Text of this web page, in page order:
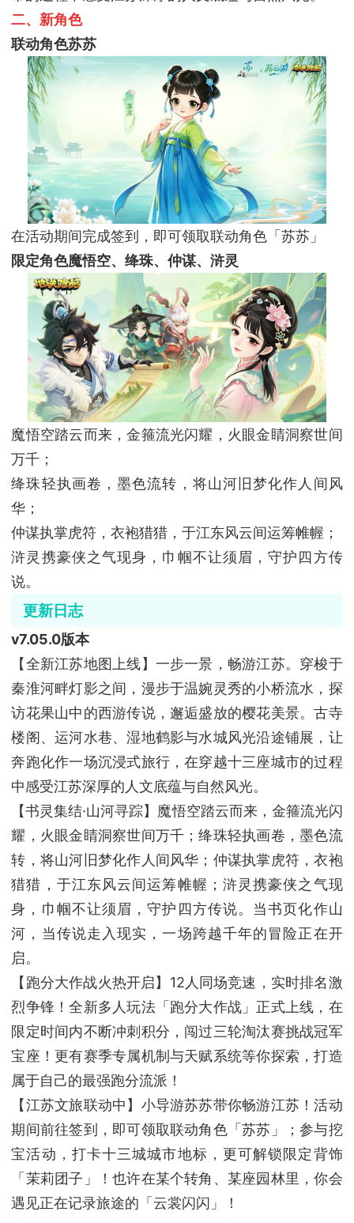
二、新角色
联动角色苏苏
在活动期间完成签到，即可领取联动角色「苏苏」
限定角色魔悟空、绛珠、仲谋、浒灵
魔悟空踏云而来，金箍流光闪耀，火眼金睛洞察世间
万千；
绛珠轻执画卷，墨色流转，将山河旧梦化作人间风
华；
仲谋执掌虎符，衣袍猎猎，于江东风云间运筹帷幄；
浒灵携豪侠之气现身，巾帼不让须眉，守护四方传
说。
更新日志
v7.05.0版本
【全新江苏地图上线】一步一景，畅游江苏。穿梭于
秦淮河畔灯影之间，漫步于温婉灵秀的小桥流水，探
访花果山中的西游传说，邂逅盛放的樱花美景。古寺
楼阁、运河水巷、湿地鹤影与水城风光沿途铺展，让
奔跑化作一场沉浸式旅行，在穿越十三座城市的过程
中感受江苏深厚的人文底蕴与自然风光。
【书灵集结·山河寻踪】魔悟空踏云而来，金箍流光闪
耀，火眼金睛洞察世间万千；绛珠轻执画卷，墨色流
转，将山河旧梦化作人间风华；仲谋执掌虎符，衣袍
猎猎，于江东风云间运筹帷幄；浒灵携豪侠之气现
身，巾帼不让须眉，守护四方传说。当书页化作山
河，当传说走入现实，一场跨越千年的冒险正在开
启。
【跑分大作战火热开启】12人同场竞速，实时排名激
烈争锋！全新多人玩法「跑分大作战」正式上线，在
限定时间内不断冲刺积分，闯过三轮淘汰赛挑战冠军
宝座！更有赛季专属机制与天赋系统等你探索，打造
属于自己的最强跑分流派！
【江苏文旅联动中】小导游苏苏带你畅游江苏！活动
期间前往签到，即可领取联动角色「苏苏」；参与挖
宝活动，打卡十三城城市地标，更可解锁限定背饰
「茉莉团子」！也许在某个转角、某座园林里，你会
遇见正在记录旅途的「云裳闪闪」！